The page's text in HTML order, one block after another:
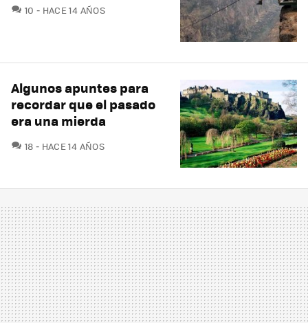
10 COMENTARIOS
HACE 14 AÑOS
Algunos apuntes para
recordar que el pasado
era una mierda
18 COMENTARIOS
HACE 14 AÑOS